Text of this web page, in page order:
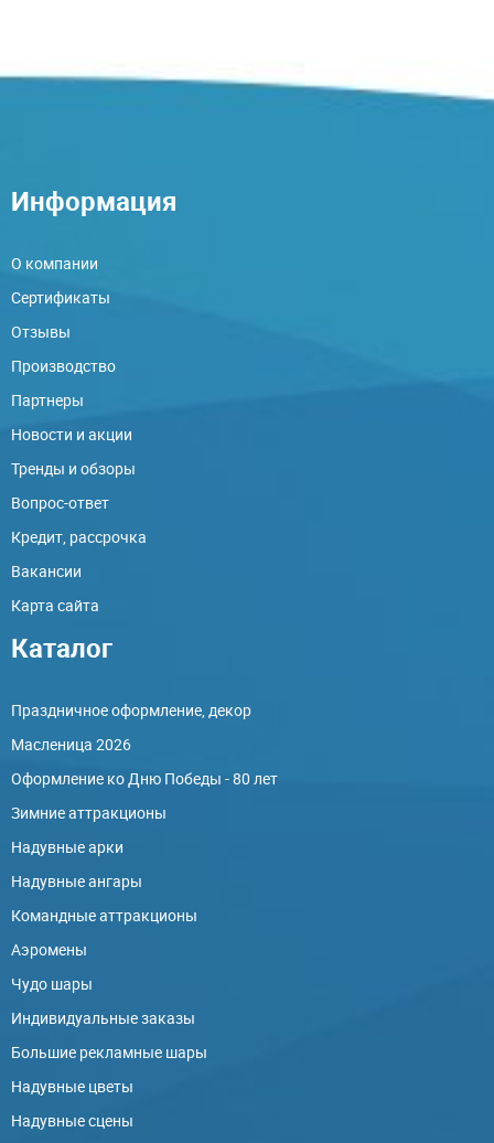
Информация
О компании
Сертификаты
Отзывы
Производство
Партнеры
Новости и акции
Тренды и обзоры
Вопрос-ответ
Кредит, рассрочка
Вакансии
Карта сайта
Каталог
Праздничное оформление, декор
Масленица 2026
Оформление ко Дню Победы - 80 лет
Зимние аттракционы
Надувные арки
Надувные ангары
Командные аттракционы
Аэромены
Чудо шары
Индивидуальные заказы
Большие рекламные шары
Надувные цветы
Надувные сцены